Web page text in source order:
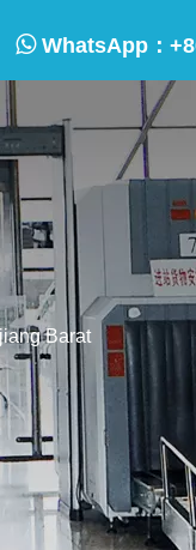
WhatsApp：
Barat